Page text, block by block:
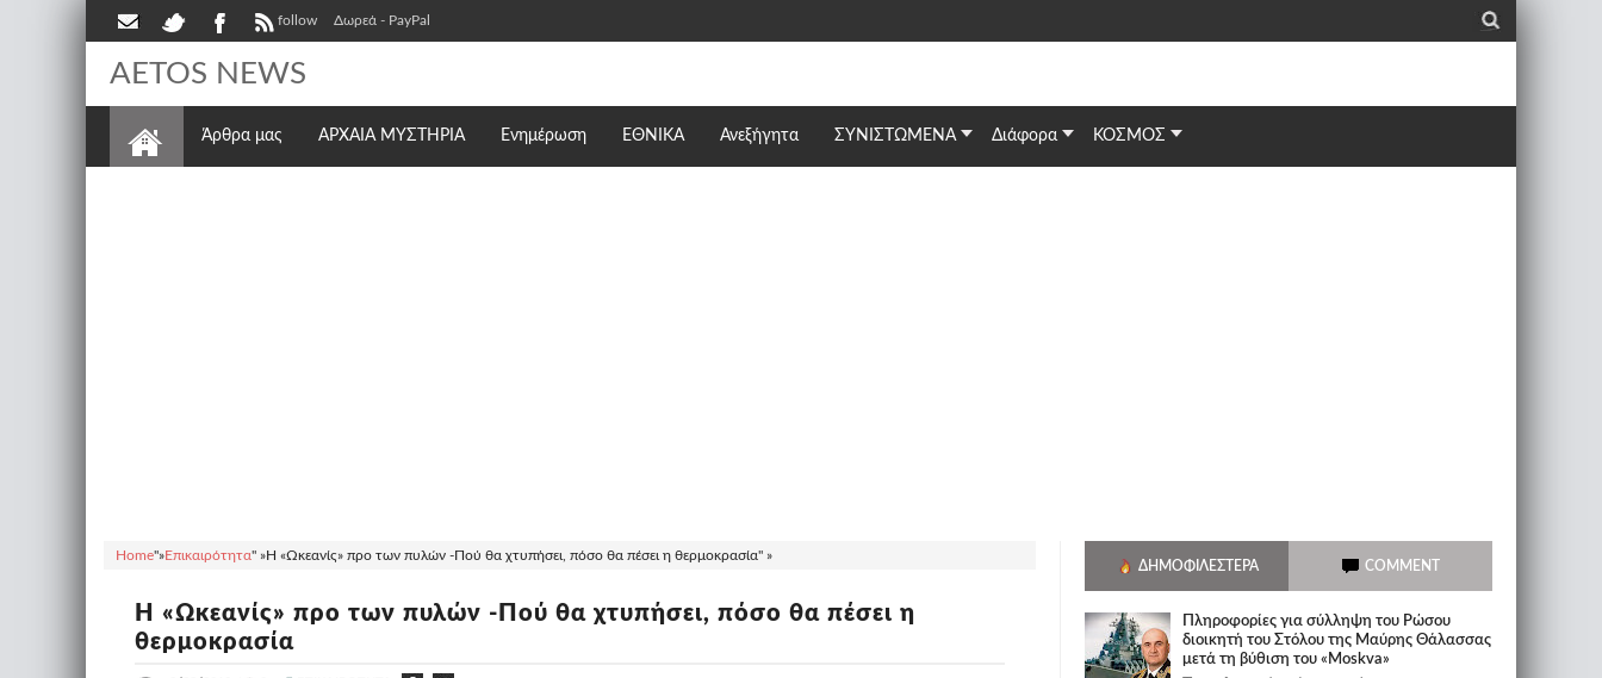
follow Δωρεά - PayPal _
AETOS NEWS
Άρθρα μας ΑΡΧΑΙΑ ΜΥΣΤΗΡΙΑ Ενημέρωση ΕΘΝΙΚΆ Ανεξήγητα ΣΥΝΙΣΤΩΜΕΝΑ Διάφορα ΚΟΣΜΟΣ
Home"»Επικαιρότητα" »Η «Ωκεανίς» προ των πυλών -Πού θα χτυπήσει, πόσο θα πέσει η θερμοκρασία" »
Η «Ωκεανίς» προ των πυλών -Πού θα χτυπήσει, πόσο θα πέσει η
θερμοκρασία
ΔΗΜΟΦΙΛΈΣΤΕΡΑ COMMENT
Πληροφορίες για σύλληψη του Ρώσου
διοικητή του Στόλου της Mαύρης Θάλασσας
μετά τη βύθιση του «Moskva»